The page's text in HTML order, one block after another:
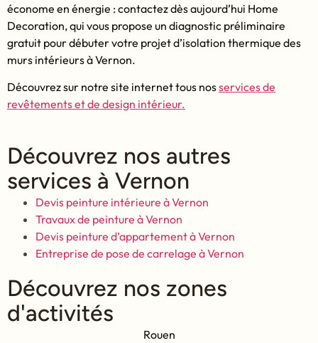
économe en énergie : contactez dès aujourd’hui Home
Decoration, qui vous propose un diagnostic préliminaire
gratuit pour débuter votre projet d’isolation thermique des
murs intérieurs à Vernon.
Découvrez sur notre site internet tous nosservices de
revêtements et de design intérieur.
Découvrez nos autres
services à Vernon
Devis peinture intérieure à Vernon
Travaux de peinture à Vernon
Devis peinture d’appartement à Vernon
Entreprise de pose de carrelage à Vernon
Découvrez nos zones
d'activités
Rouen